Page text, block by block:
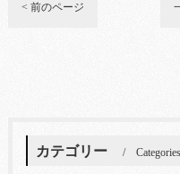
< 前のページ
カテゴリー Categories